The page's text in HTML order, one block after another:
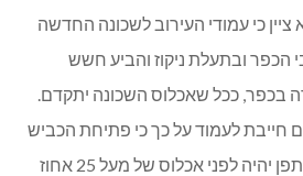
ציין כי עמודי העירוב לשכונה החדשה
הכפר ובתעלת ניקוז והביע חשש
בכפר, ככל שאכלוס השכונה יתקדם.
חייבת לעמוד על כך כי פתיחת הכביש
מגבעת האורנים לכביש תפן יהיה לפני אכלוס של מעל 25 אחוז